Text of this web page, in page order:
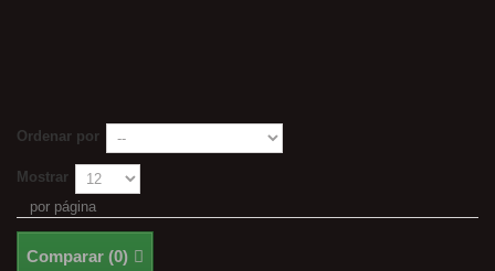
Ordenar por
Mostrar
por página
Comparar (0)